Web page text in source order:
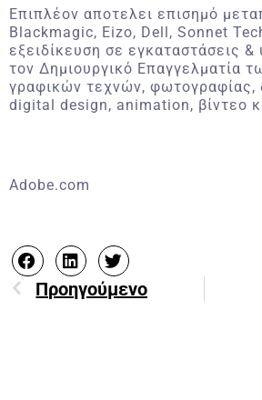
Επιπλέον αποτελει επισημό
Blackmagic, Eizo, Dell, Sonnet
εξειδίκευση σε εγκαταστάσεις &
τον Δημιουργικό Επαγγελματία
γραφικών τεχνών, φωτογραφίας,
digital design, animation, βίντεο
Adobe.com
Προηγούμενο